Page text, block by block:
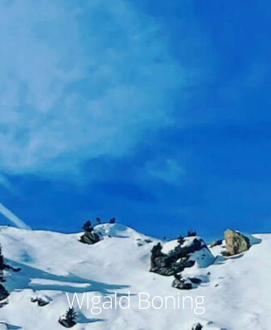
Wigald Boning